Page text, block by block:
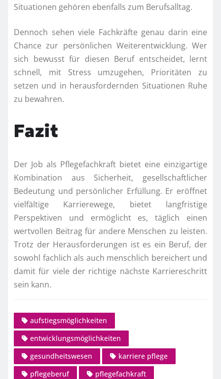
Situationen gehören ebenfalls zum Berufsalltag.
Dennoch sehen viele Fachkräfte genau darin eine
Chance zur persönlichen Weiterentwicklung. Wer
sich bewusst für diesen Beruf entscheidet, lernt
schnell, mit Stress umzugehen, Prioritäten zu
setzen und in herausfordernden Situationen Ruhe
zu bewahren.
Fazit
Der Job als Pflegefachkraft bietet eine einzigartige
Kombination aus Sicherheit, gesellschaftlicher
Bedeutung und persönlicher Erfüllung. Er eröffnet
vielfältige Karrierewege, bietet langfristige
Perspektiven und ermöglicht es, täglich einen
wertvollen Beitrag für andere Menschen zu leisten.
Trotz der Herausforderungen ist es ein Beruf, der
sowohl fachlich als auch menschlich bereichert und
damit für viele der richtige nächste Karriereschritt
sein kann.
aufstiegsmöglichkeiten
entwicklungsmöglichkeiten
gesundheitswesen
karriere pflege
pflegeberuf
pflegefachkraft